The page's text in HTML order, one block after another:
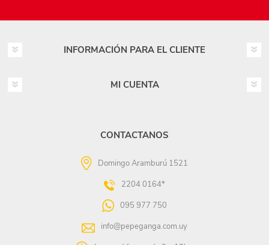
INFORMACIÓN PARA EL CLIENTE
MI CUENTA
CONTACTANOS
Domingo Aramburú 1521
2204 0164*
095 977 750
info@pepeganga.com.uy